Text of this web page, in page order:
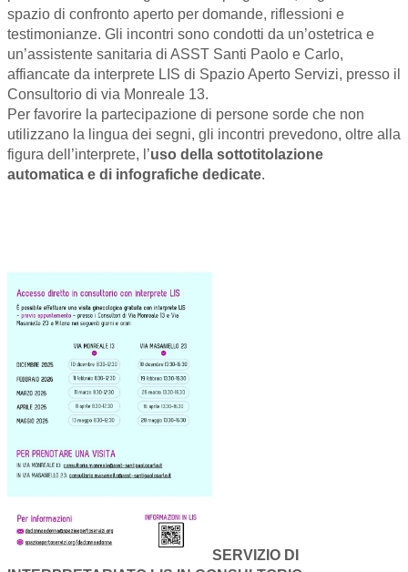
spazio di confronto aperto per domande, riflessioni e
testimonianze. Gli incontri sono condotti da un’ostetrica e
un’assistente sanitaria di ASST Santi Paolo e Carlo,
affiancate da interprete LIS di Spazio Aperto Servizi, presso il
Consultorio di via Monreale 13.
Per favorire la partecipazione di persone sorde che non
utilizzano la lingua dei segni, gli incontri prevedono, oltre alla
figura dell’interprete, l’uso della sottotitolazione
automatica e di infografiche dedicate.
SERVIZIO DI